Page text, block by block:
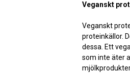
Veganskt
Veganskt
proteinkällor.
dessa. Ett
som inte äter